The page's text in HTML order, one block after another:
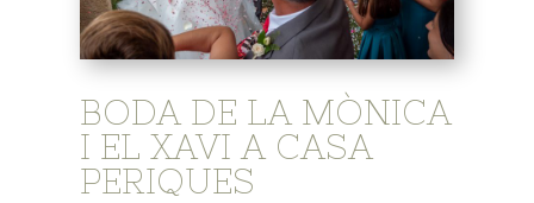
BODA DE LA MÒNICA
I EL XAVI A CASA
PERIQUES